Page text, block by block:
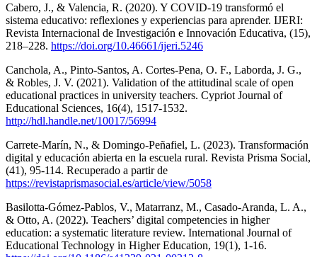
Cabero, J., & Valencia, R. (2020). Y COVID-19 transformó el
sistema educativo: reflexiones y experiencias para aprender. IJERI:
Revista Internacional de Investigación e Innovación Educativa, (15),
218–228. https://doi.org/10.46661/ijeri.5246
Canchola, A., Pinto-Santos, A. Cortes-Pena, O. F., Laborda, J. G.,
& Robles, J. V. (2021). Validation of the attitudinal scale of open
educational practices in university teachers. Cypriot Journal of
Educational Sciences, 16(4), 1517-1532.
http://hdl.handle.net/10017/56994
Carrete-Marín, N., & Domingo-Peñafiel, L. (2023). Transformación
digital y educación abierta en la escuela rural. Revista Prisma Social,
(41), 95-114. Recuperado a partir de
https://revistaprismasocial.es/article/view/5058
Basilotta-Gómez-Pablos, V., Matarranz, M., Casado-Aranda, L. A.,
& Otto, A. (2022). Teachers’ digital competencies in higher
education: a systematic literature review. International Journal of
Educational Technology in Higher Education, 19(1), 1-16.